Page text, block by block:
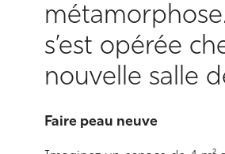
s’est opérée
nouvelle salle
Faire peau neuve